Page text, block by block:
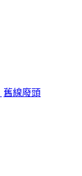
舊線廢頭